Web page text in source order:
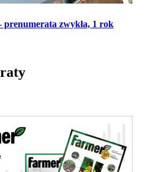
zwykła, 1 rok